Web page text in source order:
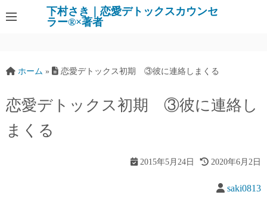
下村さき｜恋愛デトックスカウンセ
ラー®×著者
ホーム » 恋愛デトックス初期 ③彼に連絡しまくる
恋愛デトックス初期 ③彼に連絡し
まくる
2015年5月24日 2020年6月2日
saki0813